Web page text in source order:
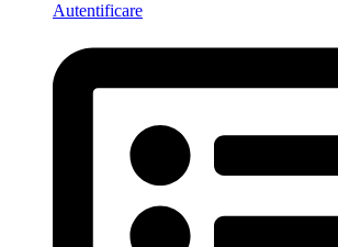
Autentificare